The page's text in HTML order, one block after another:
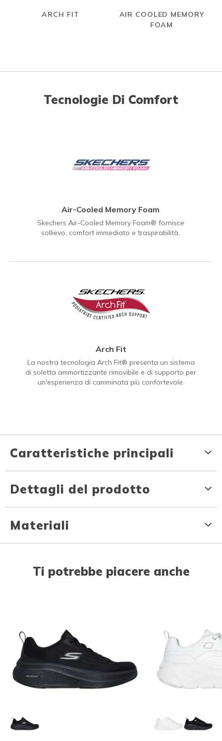
ARCH FIT
AIR COOLED MEMORY
FOAM
Tecnologie Di Comfort
Air-Cooled Memory Foam
Skechers Air-Cooled Memory Foam® fornisce
sollievo, comfort immediato e traspirabilità.
Arch Fit
La nostra tecnologia Arch Fit® presenta un sistema
di soletta ammortizzante rimovibile e di supporto per
un'esperienza di camminata più confortevole.
Caratteristiche principali
Dettagli del prodotto
Materiali
Ti potrebbe piacere anche